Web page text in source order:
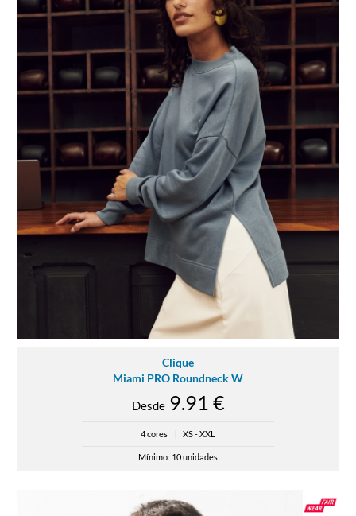
Clique
Miami PRO Roundneck W
Desde9.91 €
4 cores XS - XXL
Mínimo: 10 unidades